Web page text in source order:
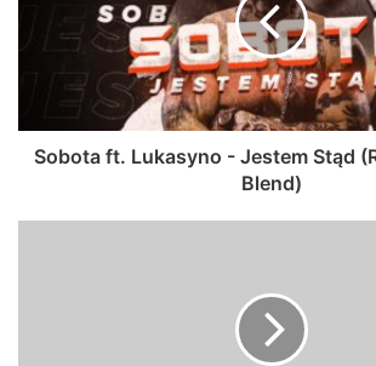
Sobota ft. Lukasyno - Jestem Stąd
Blend)